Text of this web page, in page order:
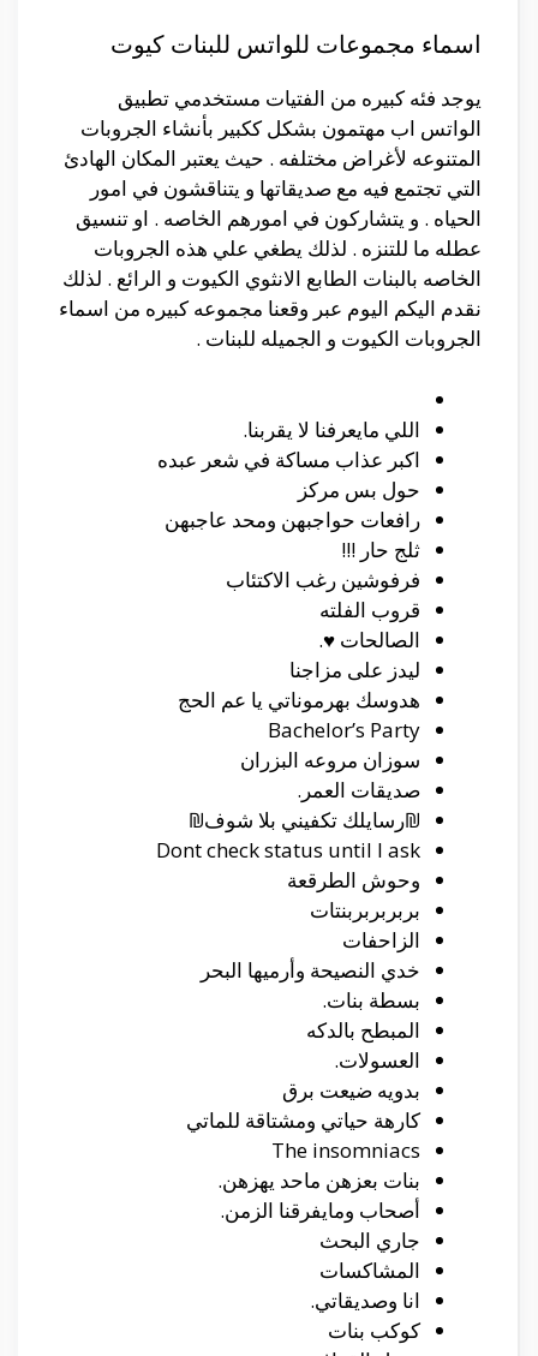
اسماء مجموعات للواتس للبنات كيوت
يوجد فئه كبيره من الفتيات مستخدمي تطبيق
الواتس اب مهتمون بشكل ككبير بأنشاء الجروبات
المتنوعه لأغراض مختلفه . حيث يعتبر المكان الهادئ
التي تجتمع فيه مع صديقاتها و يتناقشون في امور
الحياه . و يتشاركون في امورهم الخاصه . او تنسيق
عطله ما للتنزه . لذلك يطغي علي هذه الجروبات
الخاصه بالبنات الطابع الانثوي الكيوت و الرائع . لذلك
نقدم اليكم اليوم عبر وقعنا مجموعه كبيره من اسماء
الجروبات الكيوت و الجميله للبنات .
اللي مايعرفنا لا يقربنا.
اكبر عذاب مساكة في شعر عبده
حول بس مركز
رافعات حواجبهن ومحد عاجبهن
ثلج حار !!!
فرفوشين رغب الاكتئاب
قروب الفلته
الصالحات ♥.
ليدز على مزاجنا
هدوسك بهرموناتي يا عم الحج
Bachelor’s Party
سوزان مروعه البزران
صديقات العمر.
₪رسايلك تكفيني بلا شوف₪
Dont check status until I ask
وحوش الطرقعة
بربربربربنتات
الزاحفات
خدي النصيحة وأرميها البحر
بسطة بنات.
المبطح بالدكه
العسولات.
بدويه ضيعت برق
كارهة حياتي ومشتاقة للماتي
The insomniacs
بنات بعزهن ماحد يهزهن.
أصحاب ومايفرقنا الزمن.
جاري البحث
المشاكسات
انا وصديقاتي.
كوكب بنات